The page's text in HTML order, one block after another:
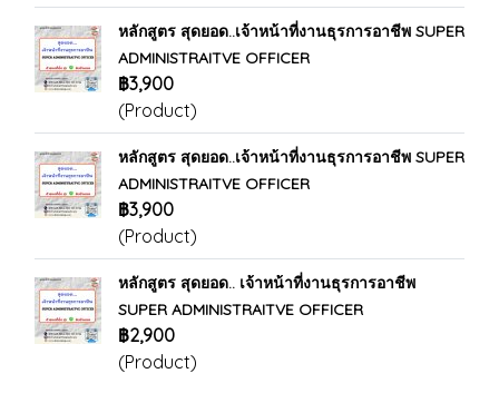
หลักสูตร สุดยอด..เจ้าหน้าที่งานธุรการอาชีพ SUPER
ADMINISTRAITVE OFFICER
฿3,900
(Product)
หลักสูตร สุดยอด..เจ้าหน้าที่งานธุรการอาชีพ SUPER
ADMINISTRAITVE OFFICER
฿3,900
(Product)
หลักสูตร สุดยอด.. เจ้าหน้าที่งานธุรการอาชีพ
SUPER ADMINISTRAITVE OFFICER
฿2,900
(Product)